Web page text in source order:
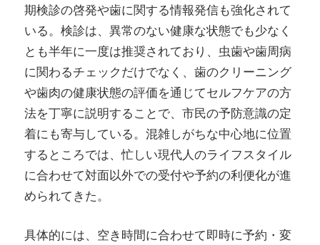
期検診の啓発や歯に関する情報発信も強化されて
いる。検診は、異常のない健康な状態でも少なく
とも半年に一度は推奨されており、虫歯や歯周病
に関わるチェックだけでなく、歯のクリーニング
や歯肉の健康状態の評価を通じてセルフケアの方
法を丁寧に説明することで、市民の予防意識の定
着にも寄与している。混雑しがちな中心地に位置
するところでは、忙しい現代人のライフスタイル
に合わせて対面以外での受付や予約の利便化が進
められてきた。
具体的には、空き時間に合わせて即時に予約・変